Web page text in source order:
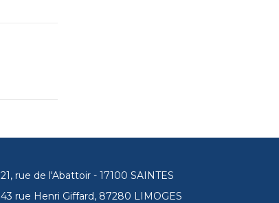
21, rue de l'Abattoir - 17100 SAINTES
43 rue Henri Giffard, 87280 LIMOGES